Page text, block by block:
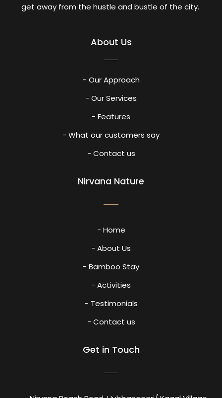
get away from the hustle and bustle of the city.
About Us
- Our Approach
- Our Services
- Features
- What our customers say
- Contact us
Nirvana Nature
- Home
- About Us
- Bamboo Stay
- Activities
- Testimonials
- Contact us
Get in Touch